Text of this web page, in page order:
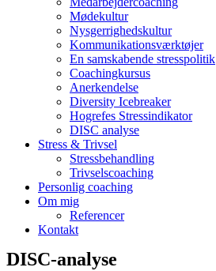
Mødekultur
Nysgerrighedskultur
Kommunikationsværktøjer
En samskabende stresspolitik
Coachingkursus
Anerkendelse
Diversity Icebreaker
Hogrefes Stressindikator
DISC analyse
Stress & Trivsel
Stressbehandling
Trivselscoaching
Personlig coaching
Om mig
Referencer
Kontakt
DISC-analyse